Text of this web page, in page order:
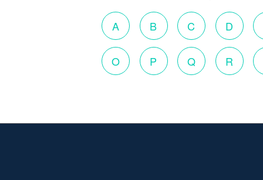
A B C D
O P Q R